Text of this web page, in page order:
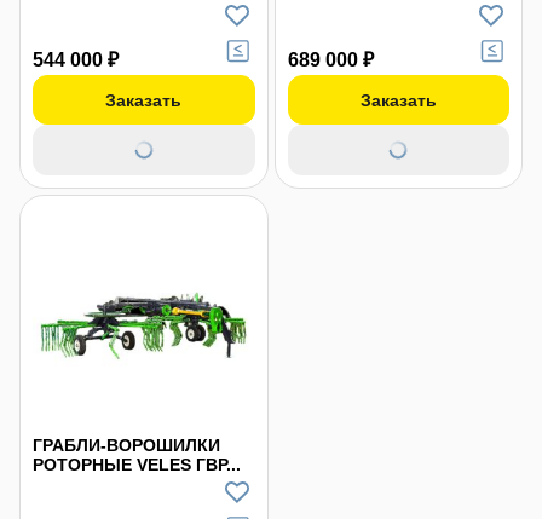
544 000 ₽
Заказать
689 000 ₽
Заказать
ГРАБЛИ-ВОРОШИЛКИ
РОТОРНЫЕ VELES ГВР...